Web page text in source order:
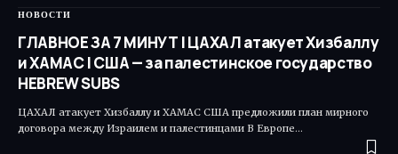
НОВОСТИ
ГЛАВНОЕ ЗА 7 МИНУТ | ЦАХАЛ атакует Хизбаллу
и ХАМАС | США — за палестинское государство
HEBREW SUBS
ЦАХАЛ атакует Хизбаллу и ХАМАС США предложили план мирного
договора между Израилем и палестинцами В Европе…